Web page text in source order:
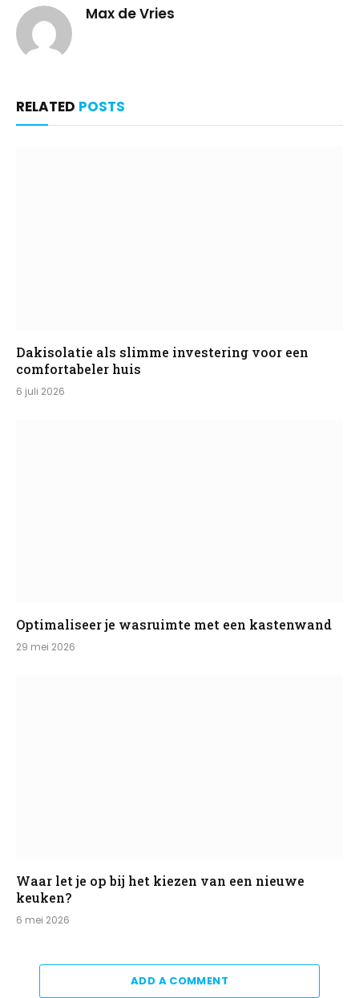
Max de Vries
RELATED POSTS
Dakisolatie als slimme investering voor een
comfortabeler huis
6 juli 2026
Optimaliseer je wasruimte met een kastenwand
29 mei 2026
Waar let je op bij het kiezen van een nieuwe
keuken?
6 mei 2026
ADD A COMMENT